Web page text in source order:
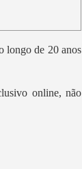
longo de 20 anos
online, não